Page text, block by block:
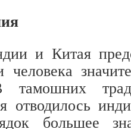
и Китая
тамошних
отводилось
большее